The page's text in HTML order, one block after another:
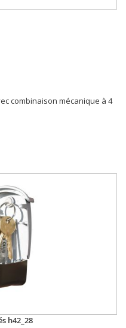
combinaison mécanique à 4
h42_28